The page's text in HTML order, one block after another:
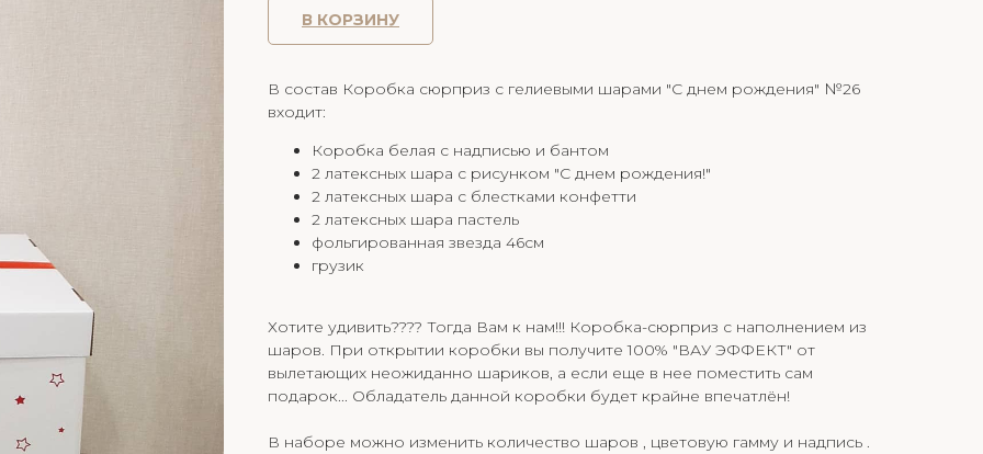
В КОРЗИНУ
В состав Коробка сюрприз с гелиевыми шарами "С днем рождения" №26
входит:
Коробка белая с надписью и бантом
2 латексных шара с рисунком "С днем рождения!"
2 латексных шара с блестками конфетти
2 латексных шара пастель
фольгированная звезда 46см
грузик
Хотите удивить???? Тогда Вам к нам!!! Коробка-сюрприз с наполнением из
шаров. При открытии коробки вы получите 100% "ВАУ ЭФФЕКТ" от
вылетающих неожиданно шариков, а если еще в нее поместить сам
подарок... Обладатель данной коробки будет крайне впечатлён!
В наборе можно изменить количество шаров , цветовую гамму и надпись .